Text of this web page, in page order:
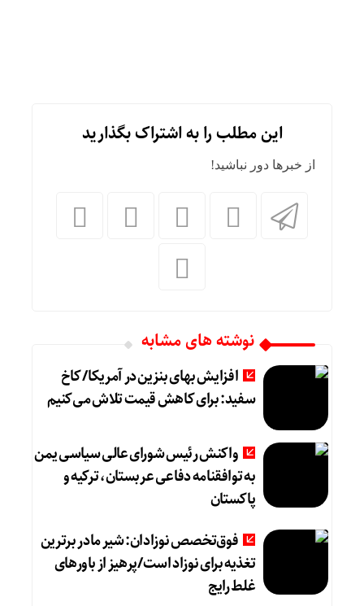
این مطلب را به اشتراک بگذارید
از خبرها دور نباشید!
نوشته های مشابه
افزایش بهای بنزین در آمریکا/ کاخ
سفید: برای کاهش قیمت تلاش می‌کنیم
واکنش رئیس شورای عالی سیاسی یمن
به توافقنامه دفاعی عربستان، ترکیه و
پاکستان
فوق‌تخصص نوزادان: شیر مادر برترین
تغذیه برای نوزاد است/پرهیز از باورهای
غلط رایج